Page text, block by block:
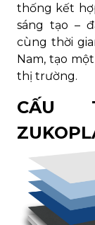
thống kết
sáng tạo –
cùng thời
Nam, tạo
thị trường.
CẤU